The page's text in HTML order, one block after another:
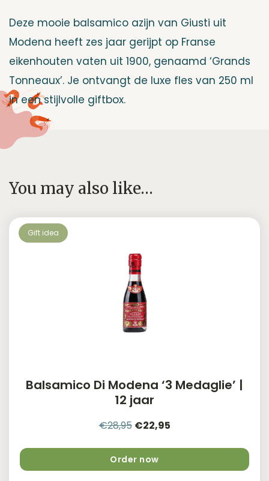
Modena
'1
Medaglia'
|
6
jaar
-
quantity
Deze mooie balsamico azijn van Giusti uit
Modena heeft zes jaar gerijpt op Franse
eikenhouten vaten uit 1900, genaamd ‘Grands
Tonneaux’. Je ontvangt de luxe fles van 250 ml
in een stijlvolle giftbox.
You may also like…
Gift idea
Balsamico Di Modena ‘3 Medaglie’ |
12 jaar
€28,95 Original
was:
€28,95.
€22,95Current
€22,95.
Order now